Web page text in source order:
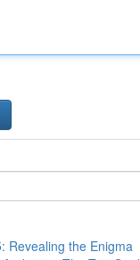
Revealing the Enigma